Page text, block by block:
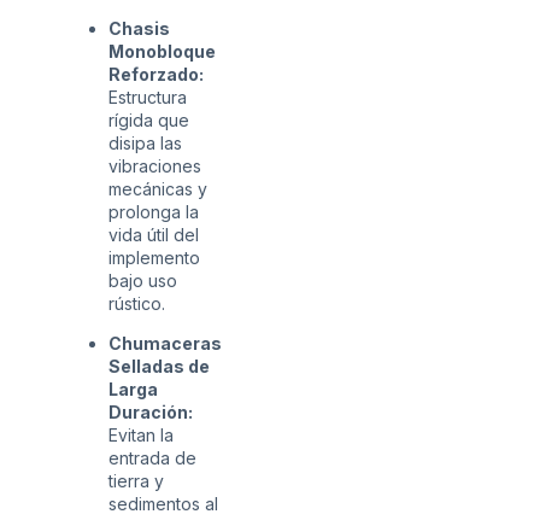
Chasis
Monobloque
Reforzado:
Estructura
rígida que
disipa las
vibraciones
mecánicas y
prolonga la
vida útil del
implemento
bajo uso
rústico.
Chumaceras
Selladas de
Larga
Duración:
Evitan la
entrada de
tierra y
sedimentos al